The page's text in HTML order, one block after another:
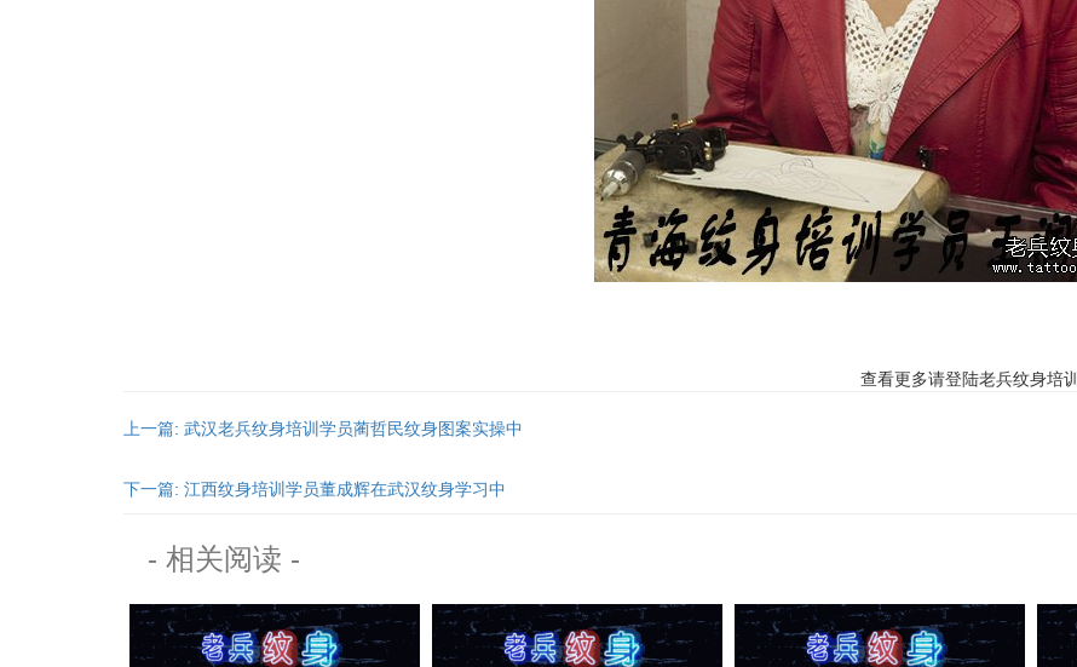
查看更多请登陆老兵纹身培训
上一篇: 武汉老兵纹身培训学员蔺哲民纹身图案实操中
下一篇: 江西纹身培训学员董成辉在武汉纹身学习中
- 相关阅读 -